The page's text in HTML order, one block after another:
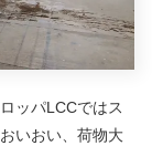
ッパLCCではス
いおい、荷物大